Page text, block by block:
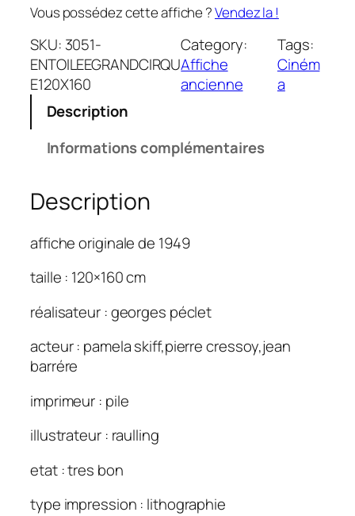
Vous possédez cette affiche ?Vendez la !
SKU: 3051-
ENTOILEEGRANDCIRQU
E120X160
Category:
Affiche
ancienne
Tags:
Ciném
a
Description
Informations complémentaires
Description
affiche originale de 1949
taille : 120×160 cm
réalisateur : georges péclet
acteur : pamela skiff,pierre cressoy,jean
barrére
imprimeur : pile
illustrateur : raulling
etat : tres bon
type impression : lithographie